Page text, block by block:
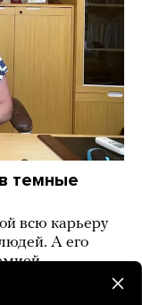
темные
всю карьеру
А его